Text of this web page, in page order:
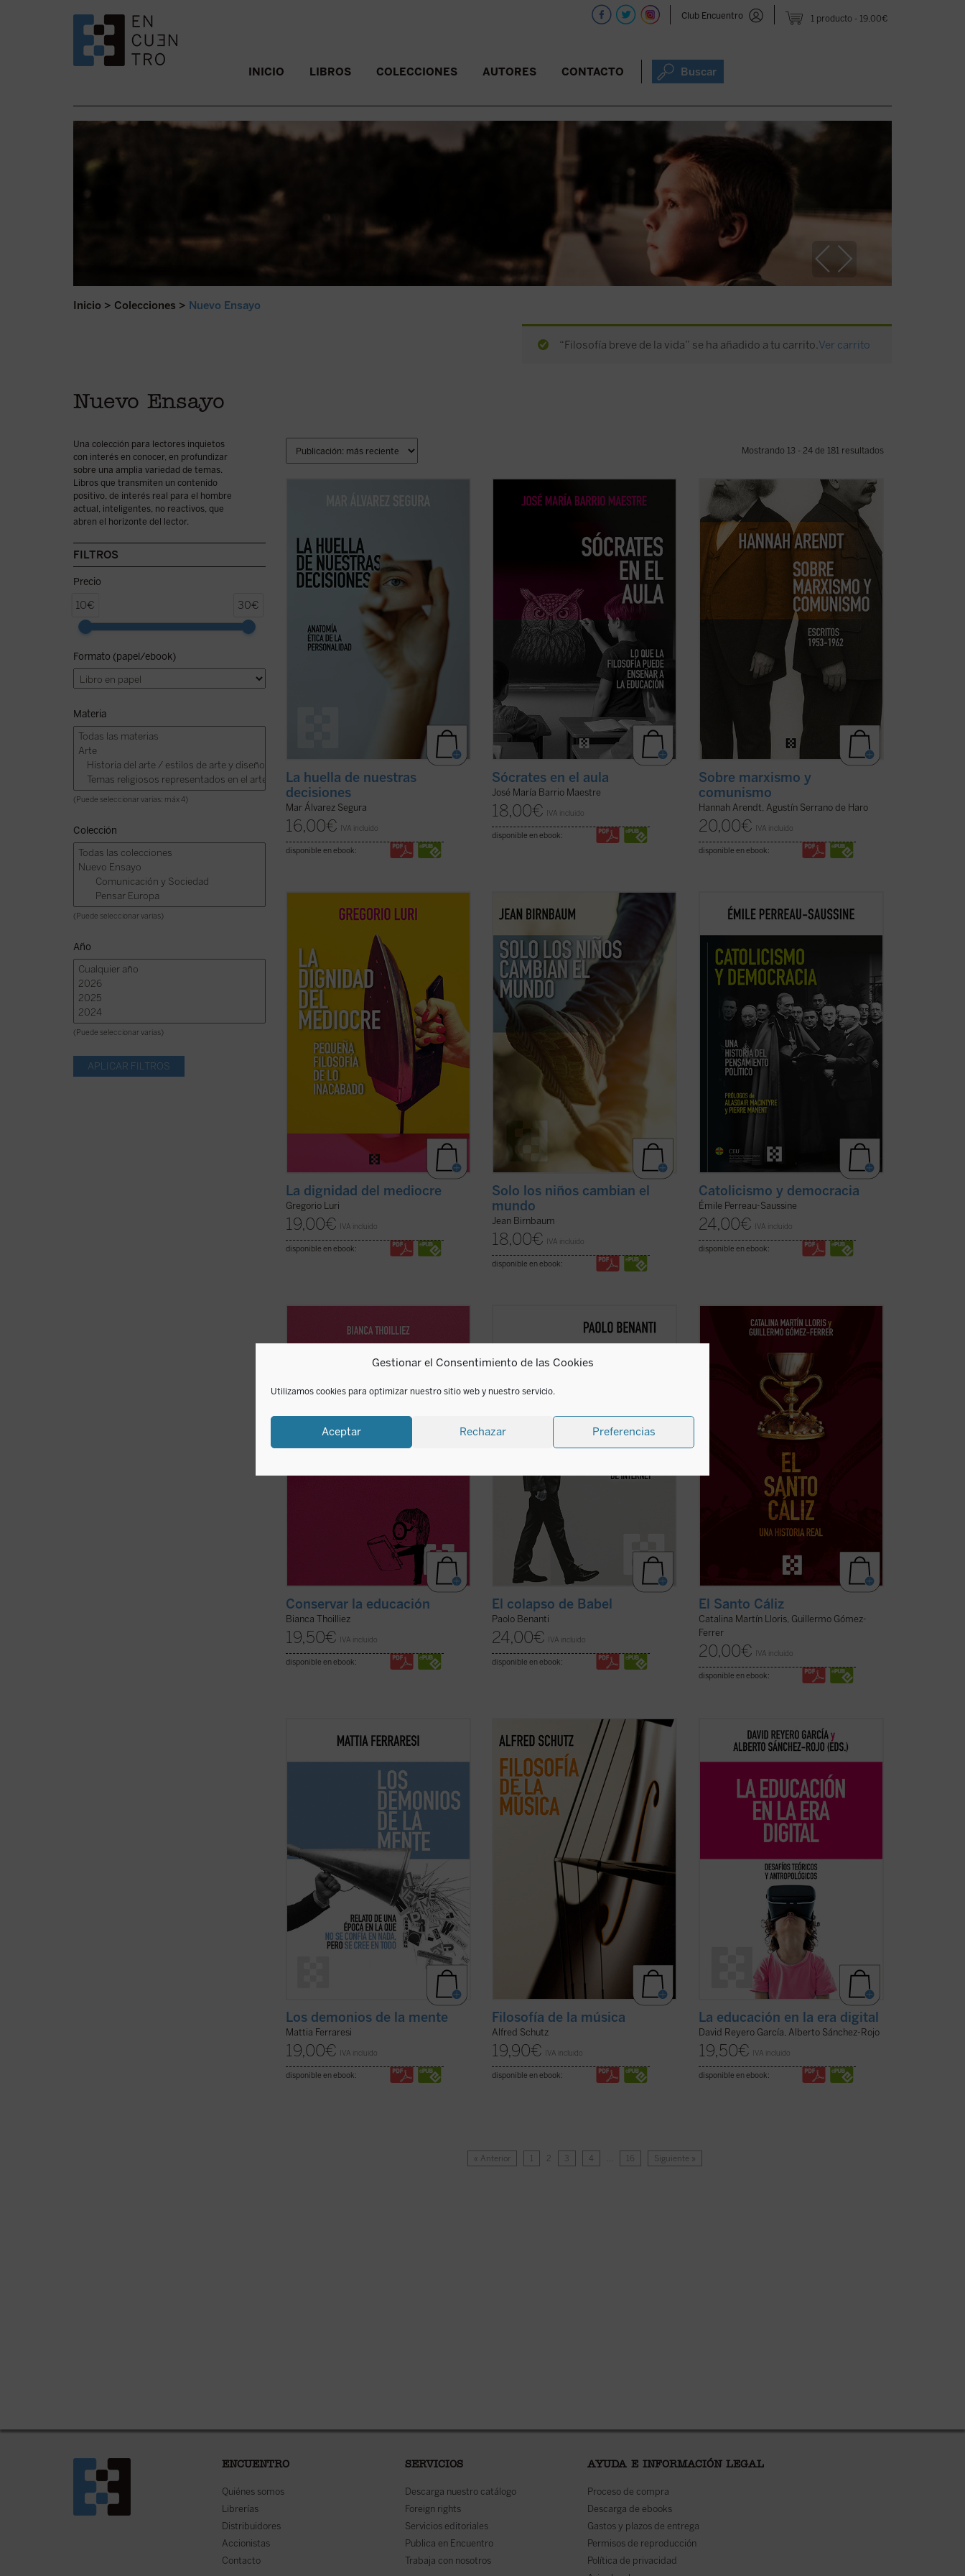
Gestionar el Consentimiento de las Cookies
Utilizamos cookies para optimizar nuestro sitio web y nuestro servicio.
Aceptar Rechazar Preferencias
1 producto 19,00€
Club Encuentro
SALTAR AL CONTENIDO. INICIO LIBROS COLECCIONES AUTORES CONTACTO Buscar
Inicio > Colecciones > Nuevo Ensayo
“Filosofía breve de la vida” se ha añadido a tu carrito. Ver carrito
Nuevo Ensayo
Una colección para lectores inquietos
con interés en conocer, en profundizar
sobre una amplia variedad de temas.
Libros que transmiten un contenido
positivo, de interés real para el hombre
actual, inteligentes, no reactivos, que
abren el horizonte del lector.
FILTROS
Precio
10€ 30€
Formato (papel/ebook)
Materia
(Puede seleccionar varias: máx 4)
Colección
(Puede seleccionar varias)
Año
(Puede seleccionar varias)
Mostrando 13 - 24 de 181 resultados
La huella de nuestras decisioneses un
por la psicología contemporánea: la
espiritual. Mar Álvarez Segura nos
conduce por el laberinto de la conciencia
humana ... (ver ficha)
La huella de nuestras
decisiones
Mar Álvarez Segura
16,00€ IVA incluido
disponible en ebook:
Frente a la tecnificación del aprendizaje y
palabra y la reflexión como motores
genuinos del saber. Una obra inspiradora
que devuelve esperanza y sentido a la
Sócrates en el aula
José María Barrio Maestre
18,00€ IVA incluido
disponible en ebook:
Este libro no solo recupera una faceta
menos conocida —pero crucial— de una
de las mentes más incisivas del siglo XX,
sino que también ofrece herramientas
esenciales para pensar nuestro presente.
Porque, como muestra Arendt, entender
... (ver ficha)
Sobre marxismo y
comunismo
Hannah Arendt, Agustín Serrano de Haro
20,00€ IVA incluido
disponible en ebook:
Gregorio Luri nos conduce por un viaje
condición intermedia —entre la
animalidad y la divinidad, entre el ser y la
nada— es, en realidad, la fuente de
nuestra dignidad. Un canto a la condición
...(ver ficha)
La dignidad del mediocre
Gregorio Luri
19,00€ IVA incluido
disponible en ebook:
Birnbaum retoma, tras
El coraje del
, el pulso de la política y la
introspección con una pregunta
aparentemente sencilla: ¿qué sucede
cuando llega un hijo al mundo? Desde
Rosa Luxemburgo hasta Hannah Arendt,
pasando por Roland ...
(ver ficha)
Solo los niños cambian el
mundo
Jean Birnbaum
18,00€ IVA incluido
disponible en ebook:
Catolicismo y democraciarecorre la
católico desde la Revolución francesa
hasta hoy. Émile Perreau-Saussine
analiza cómo la Iglesia respondió a la
democracia liberal, un sistema para el
Catolicismo y democracia
Émile Perreau-Saussine
24,00€ IVA incluido
disponible en ebook:
Descubre un libro que invita a detenerse,
respirar hondo y repensar el rumbo de la
parece moverse al ritmo vertiginoso de la
educaciónnos ofrece una propuesta tan
Conservar la educación
Bianca Thoilliez
19,50€ IVA incluido
disponible en ebook:
El colapso de Babel, el teólogo y
utopía digital. Es una invitación a pensar
vidas y en la construcción ...
El colapso de Babel
Paolo Benanti
24,00€ IVA incluido
disponible en ebook:
Desde los testimonios de los peregrinos
a Tierra Santa hasta los depósitos reales,
El Santo Cáliz. Una historia real
más de dos mil años de historia, fe y
poder a través del objeto sagrado más
buscado del cristianismo. Esta ...
El Santo Cáliz
Catalina Martín Lloris, Guillermo Gómez-
Ferrer
20,00€ IVA incluido
disponible en ebook:
Con ejemplos que van desde las redes
instantáneas hasta teorías sobre los
Kennedy o los hombres murciélago en la
Luna, Ferraresi nos enfrenta con humor y
lucidez al caos de un mundo en el que ya
(ver ficha)
Los demonios de la mente
Mattia Ferraresi
19,00€ IVA incluido
disponible en ebook:
Este libro reúne, por primera vez en
español, todos los textos sobre música de
Alfred Schutz, uno de los grandes
nombres de la sociología del siglo XX. En
ellos no solo analiza lo que sentimos
cuando escuchamos una melodía,
también explora ...(ver ficha)
Filosofía de la música
Alfred Schutz
19,90€ IVA incluido
disponible en ebook:
Frente a una tecnología con creciente
poder de decisión,La educación en la era
digitalpropone una mirada plural y
humanista que recupera las grandes
preguntas: ¿qué podemos saber?, ¿qué
debemos hacer?, ¿qué nos cabe esperar?
(ver ficha)
La educación en la era digital
David Reyero García, Alberto Sánchez-Rojo
19,50€ IVA incluido
disponible en ebook:
« Anterior 1 2 3 4 16 Siguiente »
ENCUENTRO
Quiénes somos
Librerías
Distribuidores
Accionistas
Contacto
SERVICIOS
Descarga nuestro catálogo
Foreign rights
Servicios editoriales
Publica en Encuentro
Trabaja con nosotros
AYUDA E INFORMACIÓN LEGAL
Proceso de compra
Descarga de ebooks
Gastos y plazos de entrega
Permisos de reproducción
Política de privacidad